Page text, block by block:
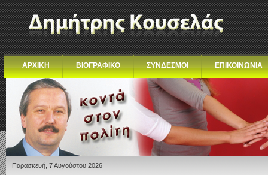
ΑΡΧΙΚΗ ΒΙΟΓΡΑΦΙΚΟ ΣΥΝΔΕΣΜΟΙ ΕΠΙΚΟΙΝΩΝΙΑ
Παρασκευή, 7 Αυγούστου 2026